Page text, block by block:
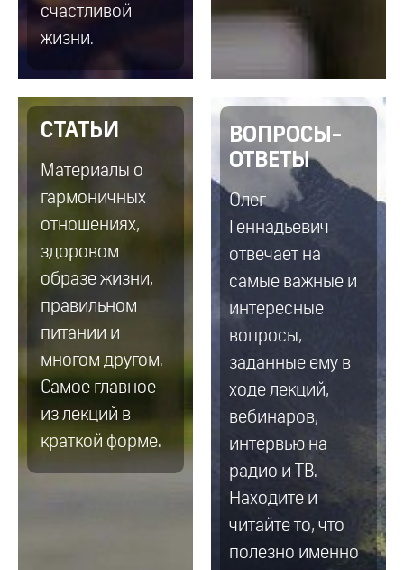
счастливой
жизни.
СТАТЬИ
Материалы о
гармоничных
отношениях,
здоровом
образе жизни,
правильном
питании и
многом другом.
Самое главное
из лекций в
краткой форме.
ВОПРОСЫ-
ОТВЕТЫ
Олег
Геннадьевич
отвечает на
самые важные и
интересные
вопросы,
заданные ему в
ходе лекций,
вебинаров,
интервью на
радио и ТВ.
Находите и
читайте то, что
полезно именно